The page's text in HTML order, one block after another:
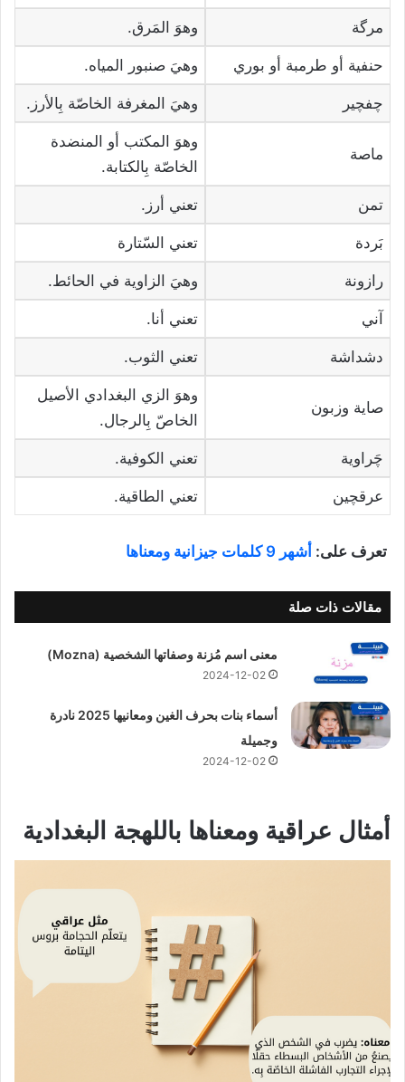
مرگة وهوَ المَرق.
حنفية أو طرمبة أو بوري وهيَ صنبور المياه.
چفچير وهيَ المغرفة الخاصّة بِالأرز.
ماصة
وهوَ المكتب أو المنضدة
الخاصّة بِالكتابة.
تمن تعني أرز.
بَردة تعني السّتارة
رازونة وهيَ الزاوية في الحائط.
آني تعني أنا.
دشداشة تعني الثوب.
صاية وزبون
وهوَ الزي البغدادي الأصيل
الخاصّ بِالرجال.
چَراوية تعني الكوفية.
عرقچين تعني الطاقية.
تعرف على: أشهر 9 كلمات جيزانية ومعناها
مقالات ذات صلة
معنى اسم مُزنة وصفاتها الشخصية (Mozna)
2024-12-02
أسماء بنات بحرف الغين ومعانيها 2025 نادرة
وجميلة
2024-12-02
أمثال عراقية ومعناها باللهجة البغدادية